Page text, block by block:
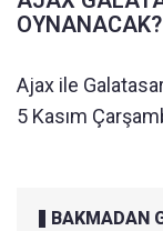
OYNANACAK?
Ajax ile
5 Kasım
BAKMADAN